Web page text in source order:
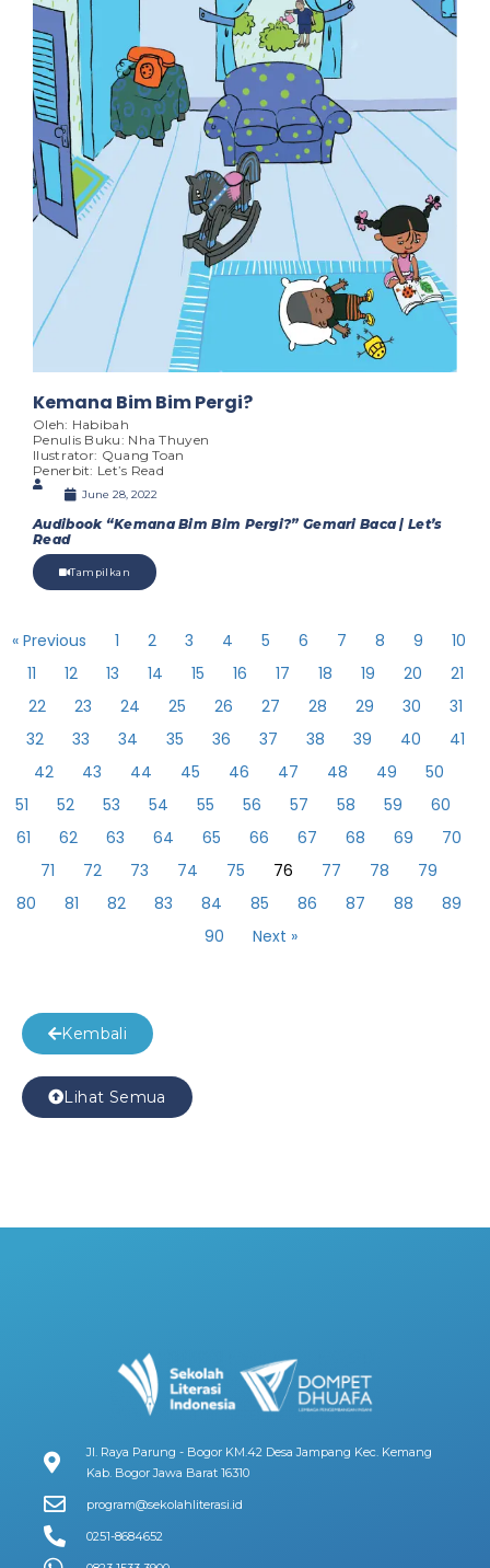
Kemana Bim Bim Pergi?
Oleh: Habibah
Penulis Buku: Nha Thuyen
Ilustrator: Quang Toan
Penerbit: Let’s Read
June 28, 2022
Audibook “Kemana Bim Bim Pergi?” Gemari Baca | Let’s
Read
Tampilkan
« Previous 1 2 3 4 5 6 7 8 9
10
11
12 13 14 15 16 17 18 19 20
21
22
23 24 25 26 27 28 29 30
31
32
33 34 35 36 37 38 39 40
41
42
43 44 45 46 47 48 49
50
51
52 53 54 55 56 57 58 59
60
61
62 63 64 65 66 67 68 69
70
71
72 73 74 75 76 77 78
79
80
81 82 83 84 85 86 87 88
89
90
Next »
Kembali
Lihat Semua
Jl. Raya Parung - Bogor KM.42 Desa Jampang Kec. Kemang
Kab. Bogor Jawa Barat 16310
program@sekolahliterasi.id
0251-8684652